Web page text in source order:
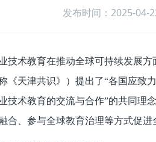
发布时间：2025-04-
技术教育在推动全球可持续发展方
称《天津共识》）提出了“各国应
技术教育的交流与合作”的共同理
合、参与全球教育治理等方式促